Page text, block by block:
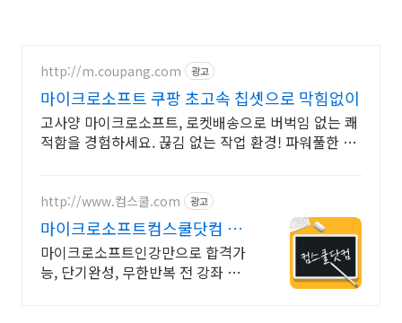
http://m.coupang.com 광고
마이크로소프트 쿠팡 초고속 칩셋으로 막힘없이
고사양 마이크로소프트, 로켓배송으로 버벅임 없는 쾌
적함을 경험하세요. 끊김 없는 작업 환경! 파워풀한 노
http://www.컴스쿨.com 광고
마이크로소프트컴스쿨닷컴 당
일 신청&결제시 기프티콘!
마이크로소프트인강만으로 합격가
능, 단기완성, 무한반복 전 강좌 스마